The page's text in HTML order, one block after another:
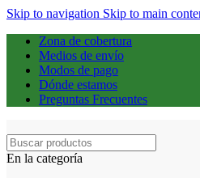
Skip to navigation Skip to main
Zona de cobertura
Medios de envío
Modos de pago
Dónde estamos
Preguntas Frecuentes
En la categoría